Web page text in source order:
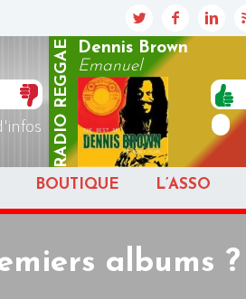
RADIO
REGGAE
Dennis Brown
Emanuel
BOUTIQUE L’ASSO
albums ?